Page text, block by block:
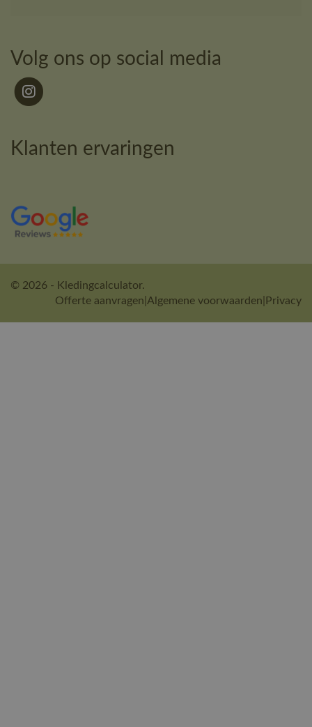
Volg ons op social media
Klanten ervaringen
© 2026 - Kledingcalculator.
Offerte aanvragen Algemene voorwaarden Privacy